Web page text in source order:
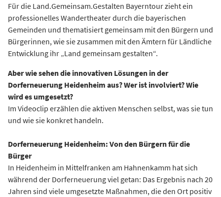
Für die Land.Gemeinsam.Gestalten Bayerntour zieht ein
professionelles Wandertheater durch die bayerischen
Gemeinden und thematisiert gemeinsam mit den Bürgern und
Bürgerinnen, wie sie zusammen mit den Ämtern für Ländliche
Entwicklung ihr „Land gemeinsam gestalten“.
Aber wie sehen die innovativen Lösungen in der
Dorferneuerung Heidenheim aus? Wer ist involviert? Wie
wird es umgesetzt?
Im Videoclip erzählen die aktiven Menschen selbst, was sie tun
und wie sie konkret handeln.
Dorferneuerung Heidenheim: Von den Bürgern für die
Bürger
In Heidenheim in Mittelfranken am Hahnenkamm hat sich
während der Dorferneuerung viel getan: Das Ergebnis nach 20
Jahren sind viele umgesetzte Maßnahmen, die den Ort positiv